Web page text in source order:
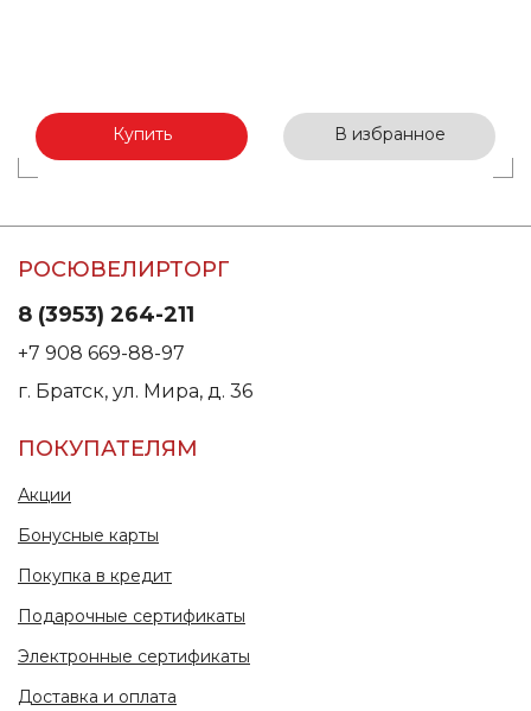
Купить В избранное
РОСЮВЕЛИРТОРГ
8 (3953) 264-211
+7 908 669-88-97
г. Братск, ул. Мира, д. 36
ПОКУПАТЕЛЯМ
Акции
Бонусные карты
Покупка в кредит
Подарочные сертификаты
Электронные сертификаты
Доставка и оплата